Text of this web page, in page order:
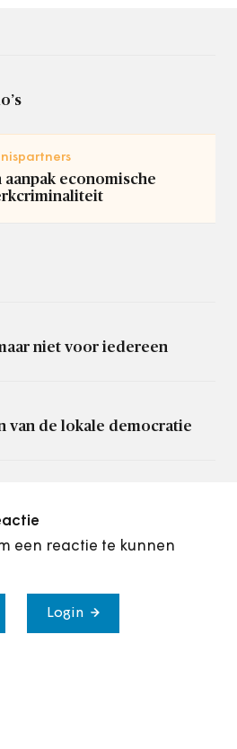
economische
niet voor iedereen
van de lokale democratie
een reactie te kunnen
Login